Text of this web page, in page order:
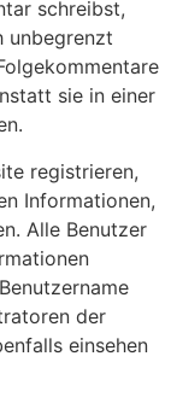
schreibst,
unbegrenzt
sie in einer
registrieren,
Informationen,
Alle Benutzer
der
einsehen